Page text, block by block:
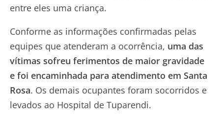
entre eles uma criança.
Conforme as informações confirmadas pelas
equipes que atenderam a ocorrência, uma das
vítimas sofreu ferimentos de maior gravidade
e foi encaminhada para atendimento em Santa
Rosa. Os demais ocupantes foram socorridos e
levados ao Hospital de Tuparendi.